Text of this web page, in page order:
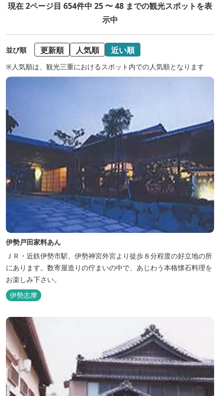
現在 2ページ目 654件中 25 〜 48 までの観光スポットを表
示中
並び順 更新順 人気順 近い順
※人気順は、観光三重におけるスポット内での人気順となります
伊勢戸田家料あん
ＪＲ・近鉄伊勢市駅、伊勢神宮外宮より徒歩８分程度の好立地の所
にあります。数寄屋造りの佇まいの中で、あじわう本格懐石料理を
お楽しみ下さい。
伊勢志摩